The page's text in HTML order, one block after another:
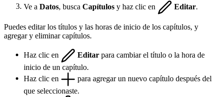
Ve a Datos , busca Capítulos y haz clic en Editar
Puedes editar los títulos y las horas de inicio de los capítulos, y
agregar y eliminar capítulos.
Haz clic en Editar para cambiar el título o la hora de
inicio de un capítulo.
Haz clic en
para agregar un nuevo capítulo después del
que seleccionaste.